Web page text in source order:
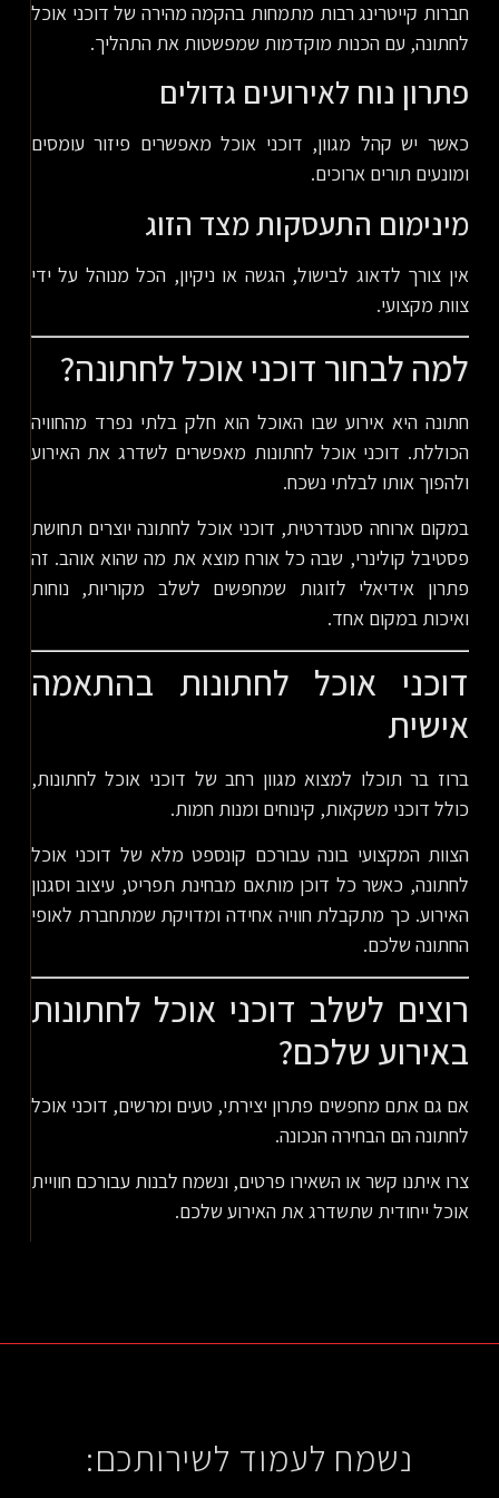
חברות קייטרינג רבות מתמחות בהקמה מהירה של דוכני אוכל
לחתונה, עם הכנות מוקדמות שמפשטות את התהליך.
פתרון נוח לאירועים גדולים
כאשר יש קהל מגוון, דוכני אוכל מאפשרים פיזור עומסים
ומונעים תורים ארוכים.
מינימום התעסקות מצד הזוג
אין צורך לדאוג לבישול, הגשה או ניקיון, הכל מנוהל על ידי
צוות מקצועי.
למה לבחור דוכני אוכל לחתונה?
חתונה היא אירוע שבו האוכל הוא חלק בלתי נפרד מהחוויה
הכוללת. דוכני אוכל לחתונות מאפשרים לשדרג את האירוע
ולהפוך אותו לבלתי נשכח.
במקום ארוחה סטנדרטית, דוכני אוכל לחתונה יוצרים תחושת
פסטיבל קולינרי, שבה כל אורח מוצא את מה שהוא אוהב. זה
פתרון אידיאלי לזוגות שמחפשים לשלב מקוריות, נוחות
ואיכות במקום אחד.
דוכני אוכל לחתונות בהתאמה
אישית
ברוז בר תוכלו למצוא מגוון רחב של דוכני אוכל לחתונות,
כולל דוכני משקאות, קינוחים ומנות חמות.
הצוות המקצועי בונה עבורכם קונספט מלא של דוכני אוכל
לחתונה, כאשר כל דוכן מותאם מבחינת תפריט, עיצוב וסגנון
האירוע. כך מתקבלת חוויה אחידה ומדויקת שמתחברת לאופי
החתונה שלכם.
רוצים לשלב דוכני אוכל לחתונות
באירוע שלכם?
אם גם אתם מחפשים פתרון יצירתי, טעים ומרשים, דוכני אוכל
לחתונה הם הבחירה הנכונה.
צרו איתנו קשר או השאירו פרטים, ונשמח לבנות עבורכם חוויית
אוכל ייחודית שתשדרג את האירוע שלכם.
נשמח לעמוד לשירותכם: